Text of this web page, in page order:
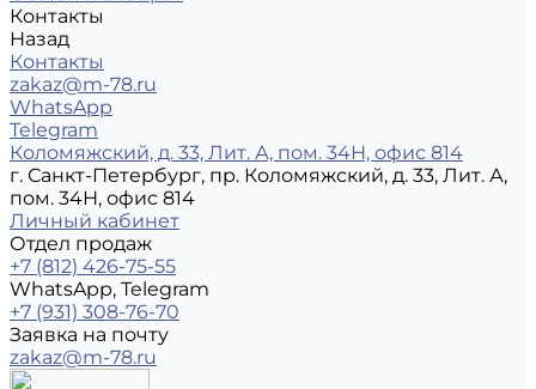
Контакты
Назад
Контакты
zakaz@m-78.ru
WhatsApp
Telegram
Коломяжский, д. 33, Лит. А, пом. 34Н, офис 814
г. Санкт-Петербург, пр. Коломяжский, д. 33, Лит. А,
пом. 34Н, офис 814
Личный кабинет
Отдел продаж
+7 (812) 426-75-55
WhatsApp, Telegram
+7 (931) 308-76-70
Заявка на почту
zakaz@m-78.ru